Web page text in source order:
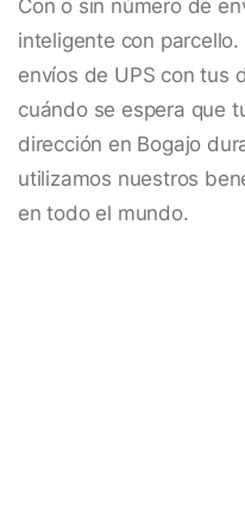
Con o sin número de
inteligente con
envíos de UPS con tus
cuándo se espera que
dirección en Bogajo
utilizamos nuestros
en todo el mundo.